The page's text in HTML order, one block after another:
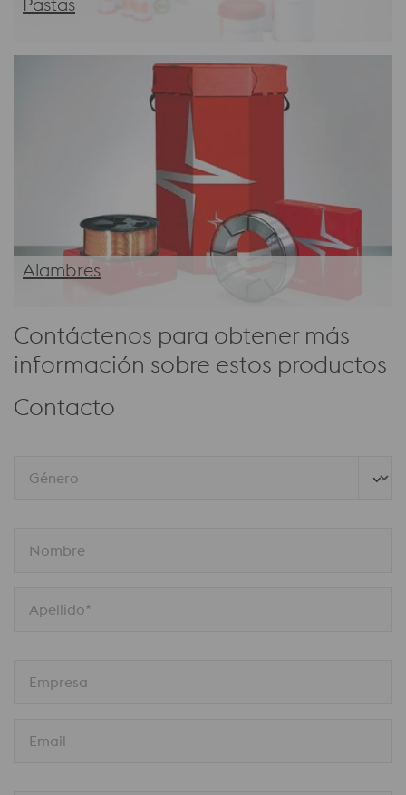
Alambres
Contáctenos para obtener más
información sobre estos productos
Contacto
Género
Nombre
Apellido*
Empresa
Email